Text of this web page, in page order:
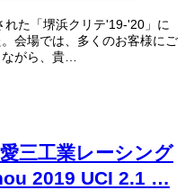
た「堺浜クリテ'19-'20」に
会場では、多くのお客様にご
がら、貴…
三工業レーシング
2019 UCI 2.1 …